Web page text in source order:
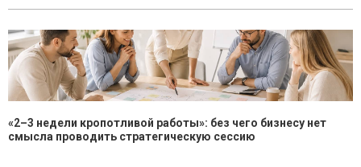
«2–3 недели кропотливой работы»: без чего бизнесу нет
смысла проводить стратегическую сессию